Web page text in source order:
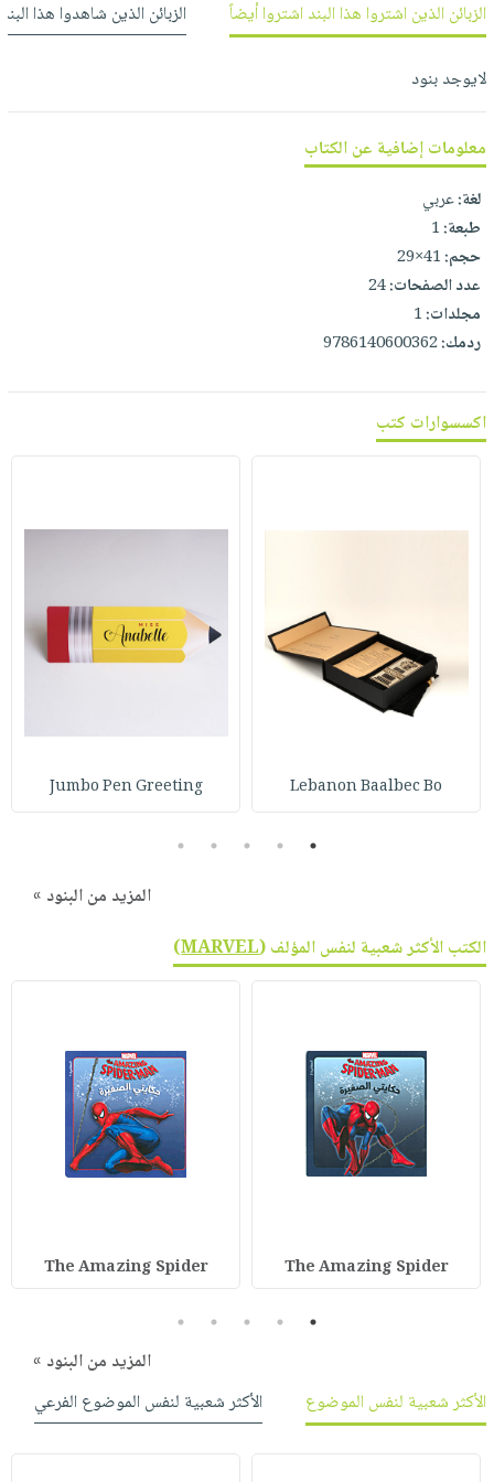
العناية
بالأسنان
الحمية
والتغذية
أدوات
الأوعية
أدوات
الأكثر
مبيعاً
العودة
للمدارس
اكسسوارات
كتب
اكسسوارات
منزلية
اكسسوارات
ملابس
مطرزات
عناية
أطفال
شحن
بنود
مختارة
كل
الاشتراكات
صندوق
القراءة
iKitab
بلا
متقدم
نيل
وفرات
عن
الشركة
سياسة
خدمات
وفرات
تواصل
حسابك
لائحة
عربة
الإصدارات
الزبائن الذين اشتروا هذا البند اشتروا أيضاً الزبائن الذين شاهدوا هذا
لايوجد بنود
معلومات إضافية عن الكتاب
لغة:عربي
طبعة:1
حجم:41×29
عدد الصفحات:24
مجلدات:1
ردمك:9786140600362
اكسسوارات كتب
Lebanon Baalbec Bo
Jumbo Pen Greeting
1
2
3
4
5
المزيد من البنود »
الكتب الأكثر شعبية لنفس المؤلف (MARVEL
)
The Amazing Spider
The Amazing Spider
1
2
3
4
5
المزيد من البنود »
الأكثر شعبية لنفس الموضوع
الأكثر شعبية لنفس الموضوع الفرعي